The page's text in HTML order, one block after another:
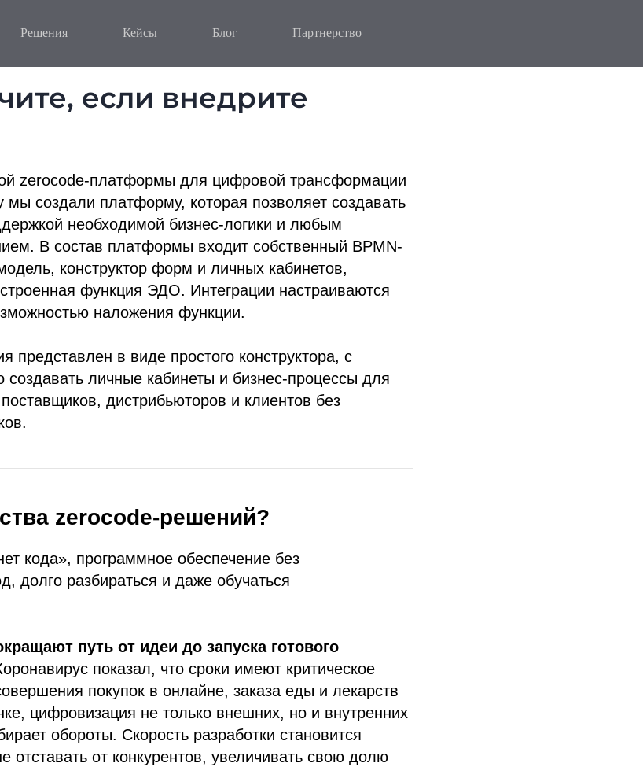
Решения Кейсы Блог Партнерство
если внедрите
zerocode-платформы для цифровой трансформации
создали платформу, которая позволяет создавать
необходимой бизнес-логики и любым
В состав платформы входит собственный BPMN-
конструктор форм и личных кабинетов,
функция ЭДО. Интеграции настраиваются
наложения функции.
представлен в виде простого конструктора, с
личные кабинеты и бизнес-процессы для
дистрибьюторов и клиентов без
zerocode-решений?
кода», программное обеспечение без
долго разбираться и даже обучаться
путь от идеи до запуска готового
показал, что сроки имеют критическое
покупок в онлайне, заказа еды и лекарств
цифровизация не только внешних, но и внутренних
обороты. Скорость разработки становится
отставать от конкурентов, увеличивать свою долю